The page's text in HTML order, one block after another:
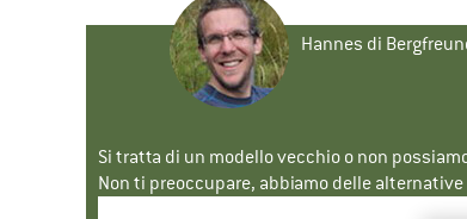
Hannes di
Si tratta di un modello vecchio o non
Non ti preoccupare, abbiamo delle alternative